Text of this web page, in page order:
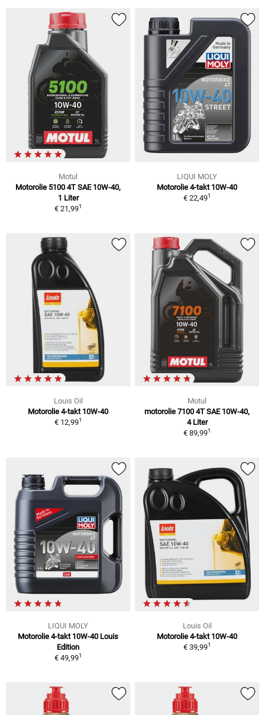
Motul
Motorolie 5100 4T SAE 10W-40,
1 Liter
€ 21,991
LIQUI MOLY
Motorolie 4-takt 10W-40
€ 22,491
Louis Oil
Motorolie 4-takt 10W-40
€ 12,991
Motul
motorolie 7100 4T SAE 10W-40,
4 Liter
€ 89,991
LIQUI MOLY
Motorolie 4-takt 10W-40 Louis
Edition
€ 49,991
Louis Oil
Motorolie 4-takt 10W-40
€ 39,991